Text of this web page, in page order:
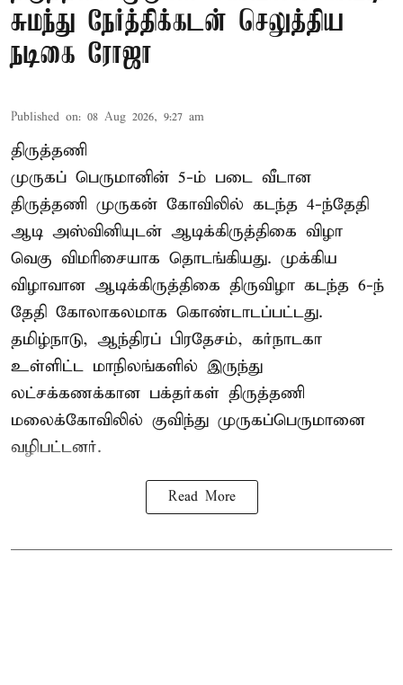
சுமந்து நேர்த்திக்கடன் செலுத்திய
நடிகை ரோஜா
Published on: 08 Aug 2026, 9:27 am
திருத்தணி
முருகப் பெருமானின் 5-ம் படை வீடான
திருத்தணி முருகன் கோவிலில் கடந்த 4-ந்தேதி
ஆடி அஸ்வினியுடன் ஆடிக்கிருத்திகை விழா
வெகு விமரிசையாக தொடங்கியது. முக்கிய
விழாவான ஆடிக்கிருத்திகை திருவிழா கடந்த 6-ந்
தேதி கோலாகலமாக கொண்டாடப்பட்டது.
தமிழ்நாடு, ஆந்திரப் பிரதேசம், கர்நாடகா
உள்ளிட்ட மாநிலங்களில் இருந்து
லட்சக்கணக்கான பக்தர்கள் திருத்தணி
மலைக்கோவிலில் குவிந்து முருகப்பெருமானை
வழிபட்டனர்.
Read More